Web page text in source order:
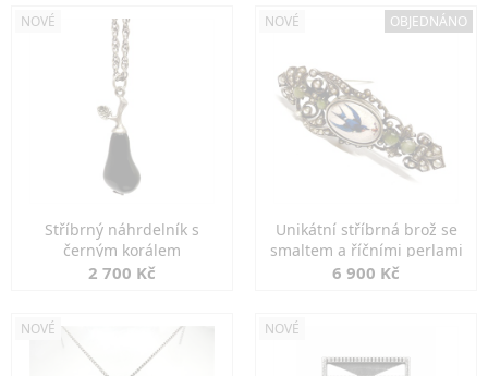
NOVÉ
Stříbrný náhrdelník s
černým korálem
2 700 Kč
NOVÉ OBJEDNÁNO
Unikátní stříbrná brož se
smaltem a říčními perlami
6 900 Kč
NOVÉ NOVÉ